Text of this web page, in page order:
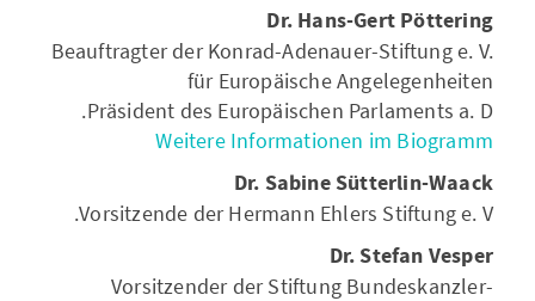
Dr. Hans-Gert Pöttering
Beauftragter der Konrad-Adenauer-Stiftung e. V.
für Europäische Angelegenheiten
Präsident des Europäischen Parlaments a. D.
Weitere Informationen im Biogramm
Dr. Sabine Sütterlin-Waack
Vorsitzende der Hermann Ehlers Stiftung e. V.
Dr. Stefan Vesper
Vorsitzender der Stiftung Bundeskanzler-